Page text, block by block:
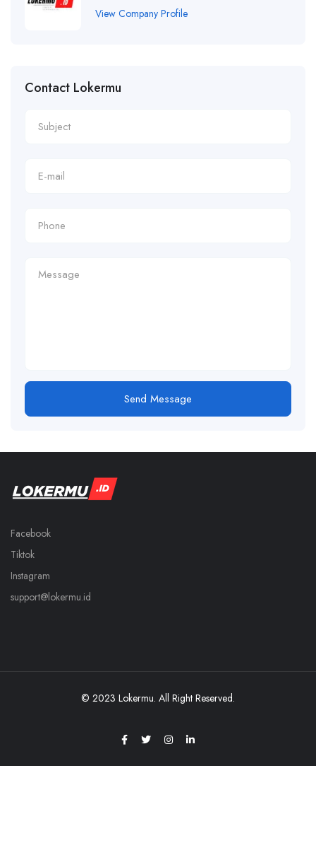
View Company Profile
Contact Lokermu
Send Message
Facebook
Tiktok
Instagram
support@lokermu.id
© 2023 Lokermu. All Right Reserved.